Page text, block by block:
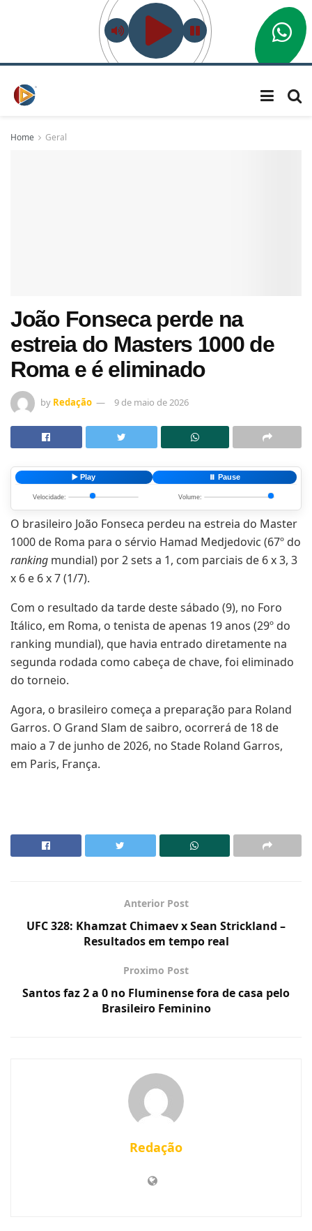
Home Geral
João Fonseca perde na
estreia do Masters 1000 de
Roma e é eliminado
by Redação 9 de maio de 2026
▶️ Play ⏸️ Pause
Velocidade: Volume:
O brasileiro João Fonseca perdeu na estreia do Master
1000 de Roma para o sérvio Hamad Medjedovic (67º do
ranking mundial) por 2 sets a 1, com parciais de 6 x 3, 3
x 6 e 6 x 7 (1/7).
Com o resultado da tarde deste sábado (9), no Foro
Itálico, em Roma, o tenista de apenas 19 anos (29º do
ranking mundial), que havia entrado diretamente na
segunda rodada como cabeça de chave, foi eliminado
do torneio.
Agora, o brasileiro começa a preparação para Roland
Garros. O Grand Slam de saibro, ocorrerá de 18 de
maio a 7 de junho de 2026, no Stade Roland Garros,
em Paris, França.
Anterior Post
UFC 328: Khamzat Chimaev x Sean Strickland –
Resultados em tempo real
Proximo Post
Santos faz 2 a 0 no Fluminense fora de casa pelo
Brasileiro Feminino
Redação